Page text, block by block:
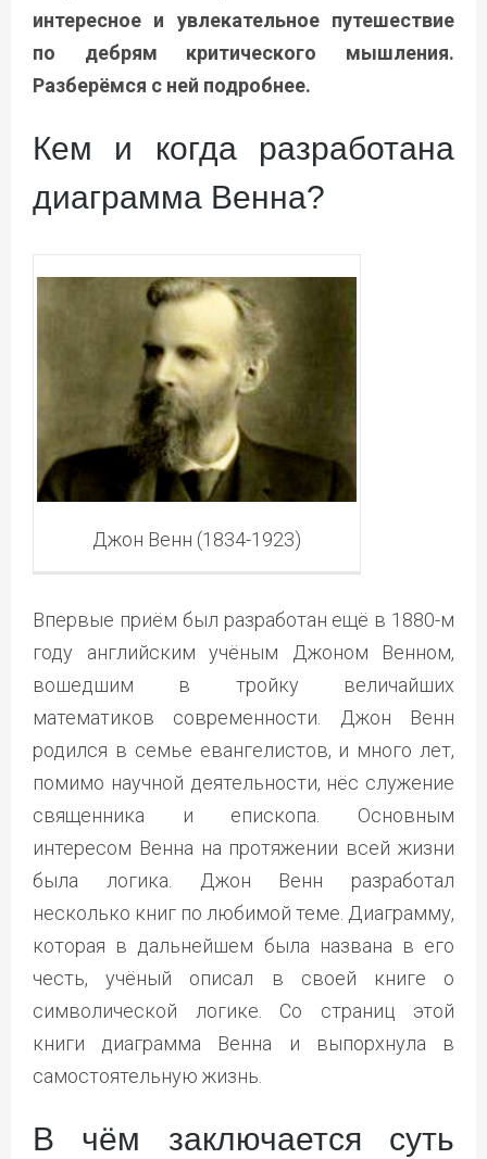
интересное и увлекательное путешествие
по дебрям критического мышления.
Разберёмся с ней подробнее.
Кем и когда разработана
диаграмма Венна?
Джон Венн (1834-1923)
Впервые приём был разработан ещё в 1880-м
году английским учёным Джоном Венном,
вошедшим в тройку величайших
математиков современности. Джон Венн
родился в семье евангелистов, и много лет,
помимо научной деятельности, нёс служение
священника и епископа. Основным
интересом Венна на протяжении всей жизни
была логика. Джон Венн разработал
несколько книг по любимой теме. Диаграмму,
которая в дальнейшем была названа в его
честь, учёный описал в своей книге о
символической логике. Со страниц этой
книги диаграмма Венна и выпорхнула в
самостоятельную жизнь.
В чём заключается суть